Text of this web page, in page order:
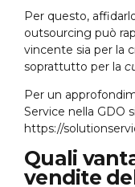
Per questo,
outsourcing può
vincente sia per la
soprattutto per la
Per un
Service nella GDO
https://
Quali
vendite